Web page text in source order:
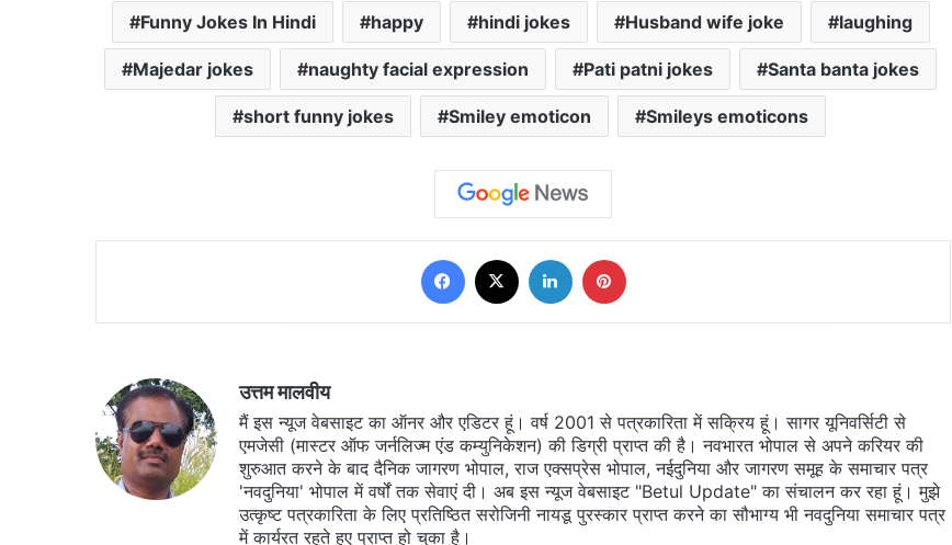
Funny Jokes In Hindi happy hindi jokes Husband wife joke laughing
Majedar jokes naughty facial expression Pati patni jokes Santa banta jokes
short funny jokes Smiley emoticon Smileys emoticons
Facebook LinkedIn
उत्तम मालवीय
मैं इस न्यूज वेबसाइट का ऑनर और एडिटर हूं। वर्ष 2001 से पत्रकारिता में सक्रिय हूं। सागर यूनिवर्सिटी से
एमजेसी (मास्टर ऑफ जर्नलिज्म एंड कम्युनिकेशन) की डिग्री प्राप्त की है। नवभारत भोपाल से अपने करियर की
शुरुआत करने के बाद दैनिक जागरण भोपाल, राज एक्सप्रेस भोपाल, नईदुनिया और जागरण समूह के समाचार पत्र
'नवदुनिया' भोपाल में वर्षों तक सेवाएं दी। अब इस न्यूज वेबसाइट "Betul Update" का संचालन कर रहा हूं। मुझे
उत्कृष्ट पत्रकारिता के लिए प्रतिष्ठित सरोजिनी नायडू पुरस्कार प्राप्त करने का सौभाग्य भी नवदुनिया समाचार पत्र
में कार्यरत रहते हुए प्राप्त हो चुका है।